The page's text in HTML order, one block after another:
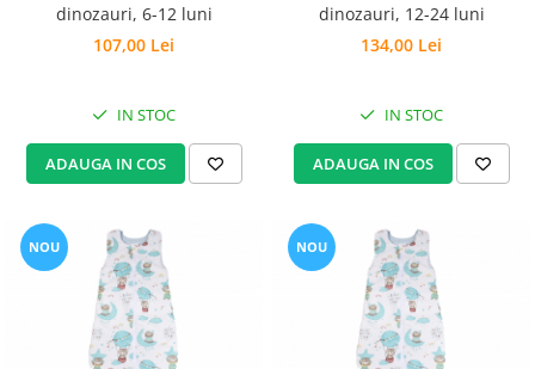
dinozauri, 6-12 luni
107,00 Lei
IN STOC
ADAUGA IN COS
dinozauri, 12-24 luni
134,00 Lei
IN STOC
ADAUGA IN COS
NOU NOU